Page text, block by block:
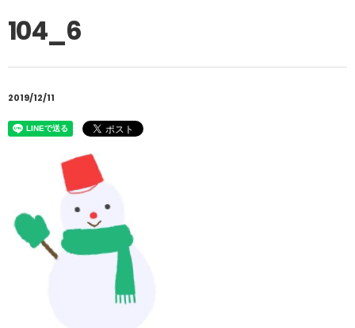
104_6
2019/12/11